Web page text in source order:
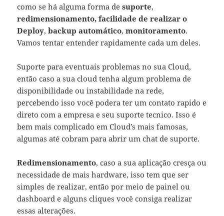
como se há alguma forma desuporte,
redimensionamento, facilidade de realizar o
Deploy,backup automático,monitoramento.
Vamos tentar entender rapidamente cada um deles.
Suporte para eventuais problemas no sua Cloud,
então caso a sua cloud tenha algum problema de
disponibilidade ou instabilidade na rede,
percebendo isso você podera ter um contato rapido e
direto com a empresa e seu suporte tecnico. Isso é
bem mais complicado em Cloud’s mais famosas,
algumas até cobram para abrir um chat de suporte.
Redimensionamento, caso a sua aplicação cresça ou
necessidade de mais hardware, isso tem que ser
simples de realizar, então por meio de painel ou
dashboard e alguns cliques você consiga realizar
essas alterações.